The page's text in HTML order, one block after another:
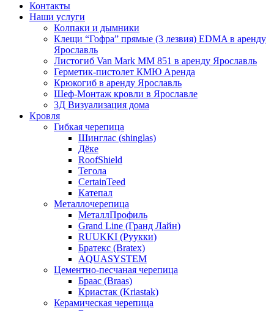
Контакты
Наши услуги
Колпаки и дымники
Клещи “Гофра” прямые (3 лезвия) EDMA в аренду
Ярославль
Листогиб Van Mark MM 851 в аренду Ярославль
Герметик-пистолет КМЮ Аренда
Крюкогиб в аренду Ярославль
Шеф-Монтаж кровли в Ярославле
3Д Визуализация дома
Кровля
Гибкая черепица
Шинглас (shinglas)
Дёке
RoofShield
Тегола
CertainTeed
Катепал
Металлочерепица
МеталлПрофиль
Grand Line (Гранд Лайн)
RUUKKI (Руукки)
Братекс (Bratex)
AQUASYSTEM
Цементно-песчаная черепица
Браас (Braas)
Криастак (Kriastak)
Керамическая черепица